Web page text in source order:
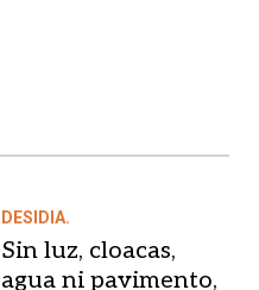
DESIDIA.
Sin luz, cloacas,
agua ni pavimento,